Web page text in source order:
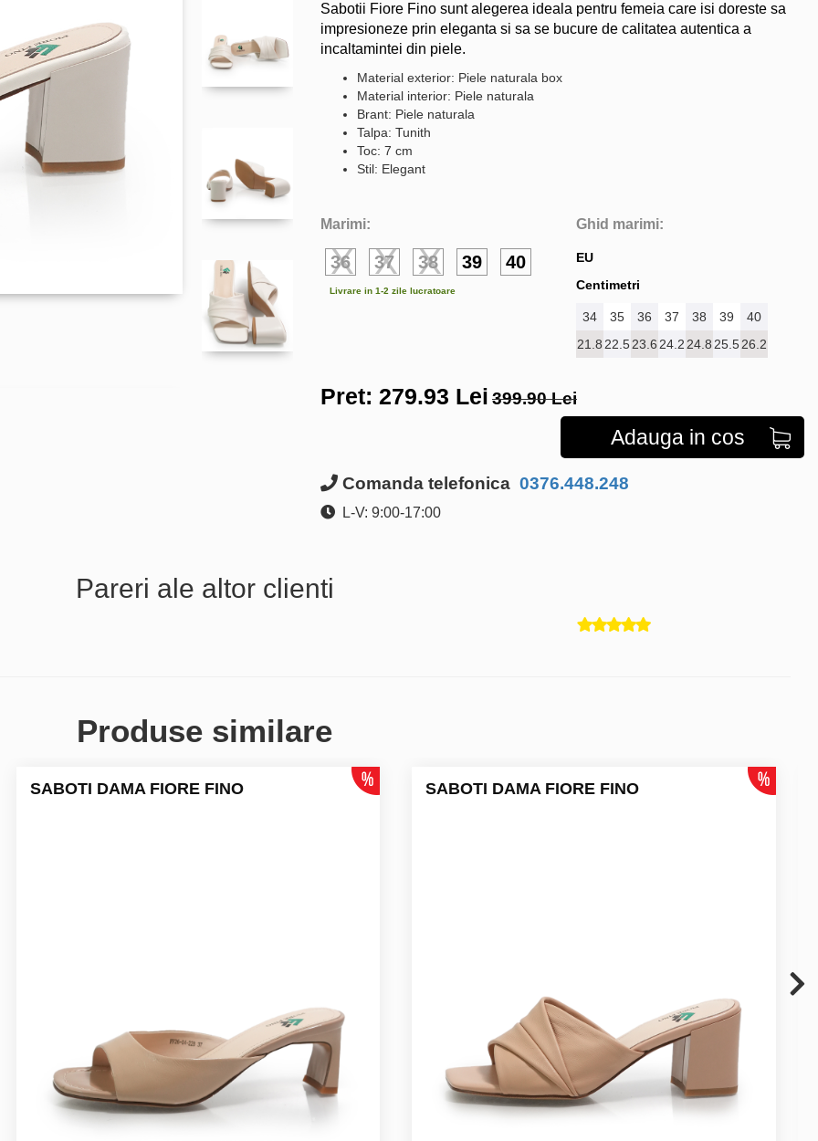
Sabotii Fiore Fino sunt alegerea ideala pentru femeia care isi doreste sa
impresioneze prin eleganta si sa se bucure de calitatea autentica a
incaltamintei din piele.
Material exterior: Piele naturala box
Material interior: Piele naturala
Brant: Piele naturala
Talpa: Tunith
Toc: 7 cm
Stil: Elegant
Marimi:
36 37 38 39 40
Livrare in 1-2 zile lucratoare
Ghid marimi:
EU
Centimetri
34 35 36 37 38 39
40
21.8 22.523.6 24.2 24.8 25.526.2
Pret: 279.93 Lei 399.90 Lei
Adauga in cos
Comanda telefonica 0376.448.248
L-V: 9:00-17:00
Pareri ale altor clienti
Produse similare
SABOTI DAMA FIORE FINO SABOTI DAMA FIORE FINO